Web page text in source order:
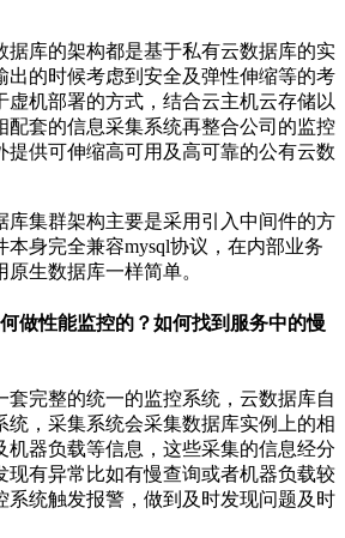
据库的架构都是基于私有云数据库的实
出的时候考虑到安全及弹性伸缩等的考
虚机部署的方式，结合云主机云存储以
配套的信息采集系统再整合公司的监控
提供可伸缩高可用及高可靠的公有云数
库集群架构主要是采用引入中间件的方
身完全兼容mysql协议，在内部业务
生数据库一样简单。
做性能监控的？如何找到服务中的慢
套完整的统一的监控系统，云数据库自
统，采集系统会采集数据库实例上的相
机器负载等信息，这些采集的信息经分
现有异常比如有慢查询或者机器负载较
系统触发报警，做到及时发现问题及时